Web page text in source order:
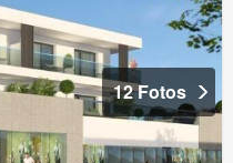
12 Fotos